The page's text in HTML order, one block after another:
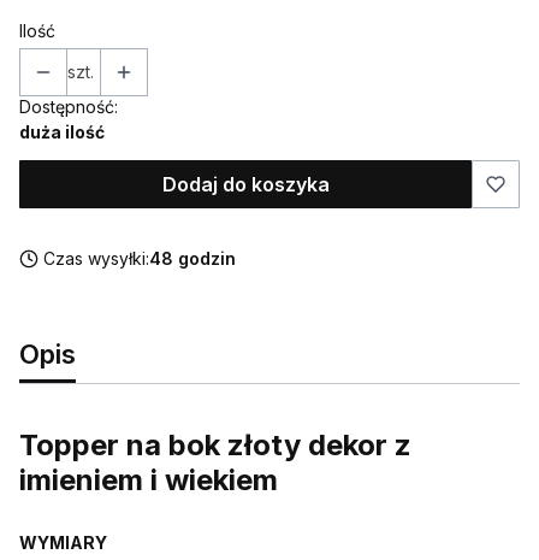
Ilość
szt.
Dostępność:
duża ilość
Dodaj do koszyka
Czas wysyłki:48 godzin
Opis
Topper na bok złoty dekor z
imieniem i wiekiem
WYMIARY